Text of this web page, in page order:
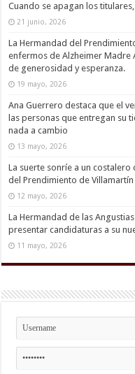
Cuando se apagan los
21 junio, 2026
La Hermandad del
enfermos de Alzheimer Madre
de generosidad y esperanza.
19 mayo, 2026
Ana Guerrero destaca que el
las personas que entregan su
nada a cambio
13 mayo, 2026
La suerte sonríe a un costalero
del Prendimiento de Villamartín
12 mayo, 2026
La Hermandad de las
presentar candidaturas a su
11 mayo, 2026